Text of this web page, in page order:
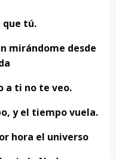
que tú.
mirándome desde
a ti no te veo.
y el tiempo vuela.
hora el universo